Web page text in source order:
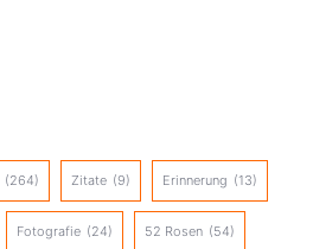
(264) Zitate (9) Erinnerung (13)
Fotografie (24) 52 Rosen (54)